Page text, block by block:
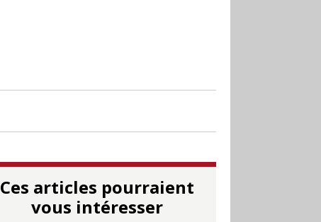
Ces articles pourraient
vous intéresser